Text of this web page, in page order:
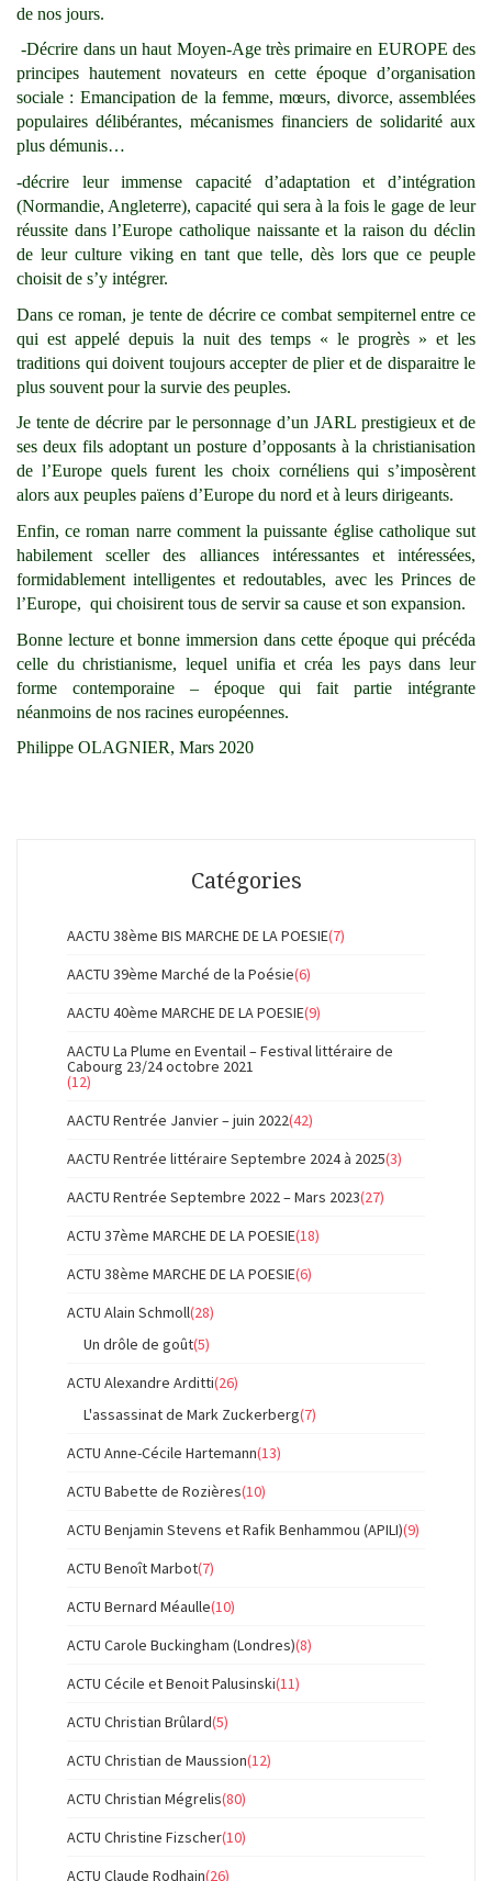
de nos jours.
-Décrire dans un haut Moyen-Age très primaire en EUROPE des
principes hautement novateurs en cette époque d’organisation
sociale : Emancipation de la femme, mœurs, divorce, assemblées
populaires délibérantes, mécanismes financiers de solidarité aux
plus démunis…
-décrire leur immense capacité d’adaptation et d’intégration
(Normandie, Angleterre), capacité qui sera à la fois le gage de leur
réussite dans l’Europe catholique naissante et la raison du déclin
de leur culture viking en tant que telle, dès lors que ce peuple
choisit de s’y intégrer.
Dans ce roman, je tente de décrire ce combat sempiternel entre ce
qui est appelé depuis la nuit des temps « le progrès » et les
traditions qui doivent toujours accepter de plier et de disparaitre le
plus souvent pour la survie des peuples.
Je tente de décrire par le personnage d’un JARL prestigieux et de
ses deux fils adoptant un posture d’opposants à la christianisation
de l’Europe quels furent les choix cornéliens qui s’imposèrent
alors aux peuples païens d’Europe du nord et à leurs dirigeants.
Enfin, ce roman narre comment la puissante église catholique sut
habilement sceller des alliances intéressantes et intéressées,
formidablement intelligentes et redoutables, avec les Princes de
l’Europe, qui choisirent tous de servir sa cause et son expansion.
Bonne lecture et bonne immersion dans cette époque qui précéda
celle du christianisme, lequel unifia et créa les pays dans leur
forme contemporaine – époque qui fait partie intégrante
néanmoins de nos racines européennes.
Philippe OLAGNIER, Mars 2020
Catégories
AACTU 38ème BIS MARCHE DE LA POESIE(7)
AACTU 39ème Marché de la Poésie(6)
AACTU 40ème MARCHE DE LA POESIE(9)
AACTU La Plume en Eventail – Festival littéraire de
Cabourg 23/24 octobre 2021
(12)
AACTU Rentrée Janvier – juin 2022(42)
AACTU Rentrée littéraire Septembre 2024 à 2025(3)
AACTU Rentrée Septembre 2022 – Mars 2023(27)
ACTU 37ème MARCHE DE LA POESIE(18)
ACTU 38ème MARCHE DE LA POESIE(6)
ACTU Alain Schmoll(28)
Un drôle de goût(5)
ACTU Alexandre Arditti(26)
L'assassinat de Mark Zuckerberg(7)
ACTU Anne-Cécile Hartemann(13)
ACTU Babette de Rozières(10)
ACTU Benjamin Stevens et Rafik Benhammou (APILI)(9)
ACTU Benoît Marbot(7)
ACTU Bernard Méaulle(10)
ACTU Carole Buckingham (Londres)(8)
ACTU Cécile et Benoit Palusinski(11)
ACTU Christian Brûlard(5)
ACTU Christian de Maussion(12)
ACTU Christian Mégrelis(80)
ACTU Christine Fizscher(10)
ACTU Claude Rodhain(26)